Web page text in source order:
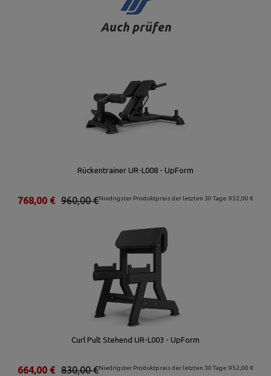
Auch prüfen
Rückentrainer UR-L008 - UpForm
Niedrigster Produktpreis der letzten 30 Tage: 952,00 €
960,00 €
768,00 €
Curl Pult Stehend UR-L003 - UpForm
Niedrigster Produktpreis der letzten 30 Tage: 952,00 €
830,00 €
664,00 €